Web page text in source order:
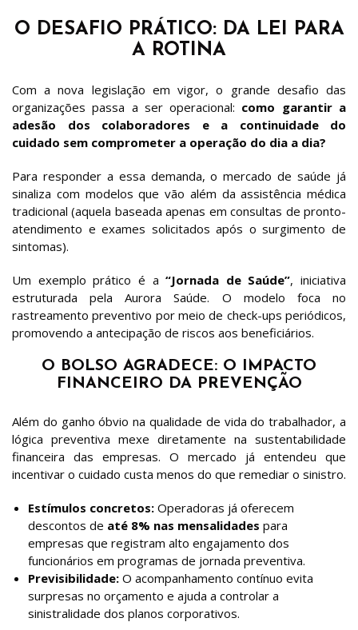
O DESAFIO PRÁTICO: DA LEI PARA
A ROTINA
Com a nova legislação em vigor, o grande desafio das
organizações passa a ser operacional: como garantir a
adesão dos colaboradores e a continuidade do
cuidado sem comprometer a operação do dia a dia?
Para responder a essa demanda, o mercado de saúde já
sinaliza com modelos que vão além da assistência médica
tradicional (aquela baseada apenas em consultas de pronto-
atendimento e exames solicitados após o surgimento de
sintomas).
Um exemplo prático é a“Jornada de Saúde”, iniciativa
estruturada pela Aurora Saúde. O modelo foca no
rastreamento preventivo por meio de check-ups periódicos,
promovendo a antecipação de riscos aos beneficiários.
O BOLSO AGRADECE: O IMPACTO
FINANCEIRO DA PREVENÇÃO
Além do ganho óbvio na qualidade de vida do trabalhador, a
lógica preventiva mexe diretamente na sustentabilidade
financeira das empresas. O mercado já entendeu que
incentivar o cuidado custa menos do que remediar o sinistro.
Estímulos concretos: Operadoras já oferecem
descontos de até 8% nas mensalidades para
empresas que registram alto engajamento dos
funcionários em programas de jornada preventiva.
Previsibilidade: O acompanhamento contínuo evita
surpresas no orçamento e ajuda a controlar a
sinistralidade dos planos corporativos.